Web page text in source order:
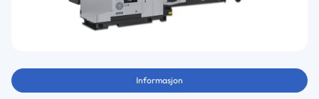
Informasjon